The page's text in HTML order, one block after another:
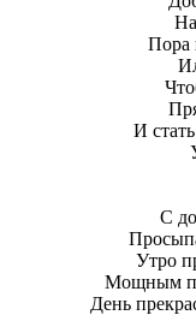
Пора
И
С
Утро
Мощным
День